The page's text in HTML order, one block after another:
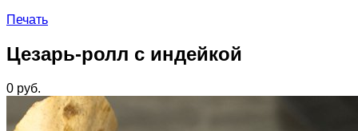
Печать
Цезарь-ролл с индейкой
0 руб.